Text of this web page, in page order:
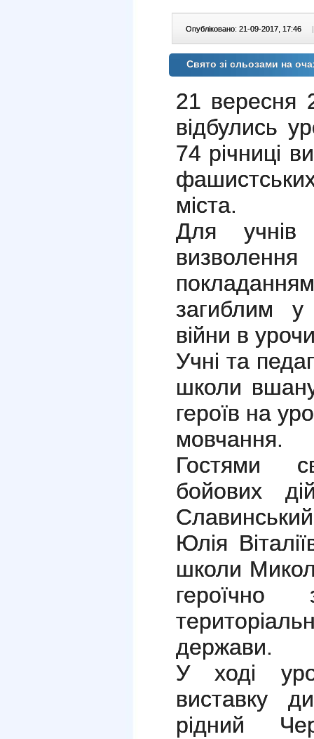
Опубліковано: 21-09-2017, 17:46
Свято зі сльозами на
21
відбулись
74 річниці
міста.
Для
визволення
загиблим у
війни в
Учні та
школи
героїв на
мовчання.
Гостями
бойових
Юлія
школи
героїчно
держави.
У ході
виставку
рідний